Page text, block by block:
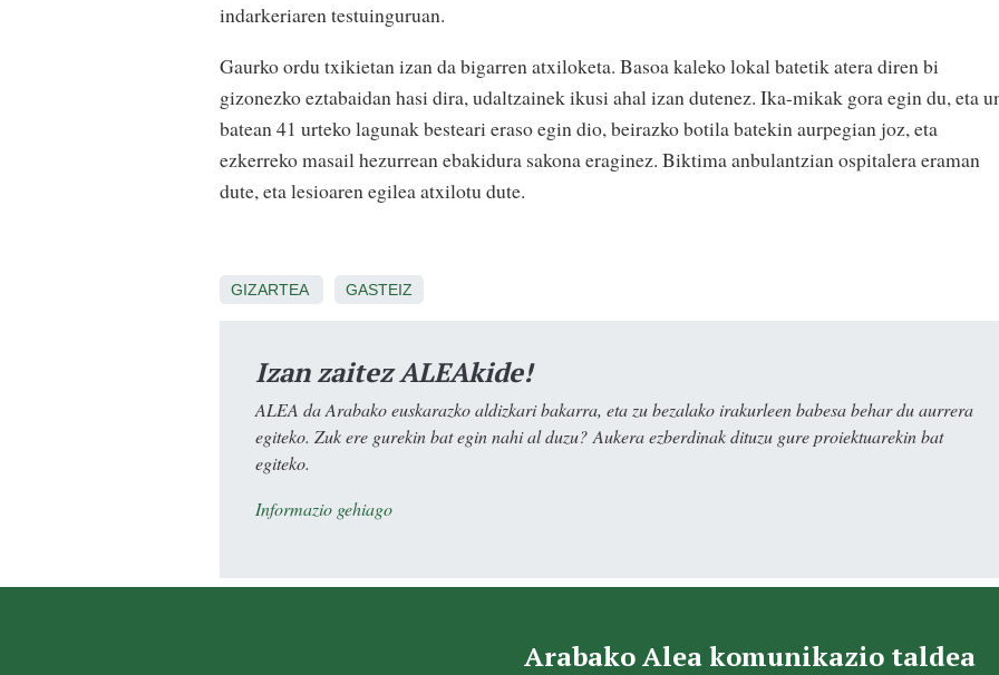
indarkeriaren testuinguruan.
Gaurko ordu txikietan izan da bigarren atxiloketa. Basoa kaleko lokal batetik atera diren bi
gizonezko eztabaidan hasi dira, udaltzainek ikusi ahal izan dutenez. Ika-mikak gora egin du, eta
batean 41 urteko lagunak besteari eraso egin dio, beirazko botila batekin aurpegian joz, eta
ezkerreko masail hezurrean ebakidura sakona eraginez. Biktima anbulantzian ospitalera eraman
dute, eta lesioaren egilea atxilotu dute.
GIZARTEA GASTEIZ
Izan zaitez ALEAkide!
ALEA da Arabako euskarazko aldizkari bakarra, eta zu bezalako irakurleen babesa behar du aurrera
egiteko. Zuk ere gurekin bat egin nahi al duzu? Aukera ezberdinak dituzu gure proiektuarekin bat
egiteko.
Informazio gehiago
Arabako Alea komunikazio taldea